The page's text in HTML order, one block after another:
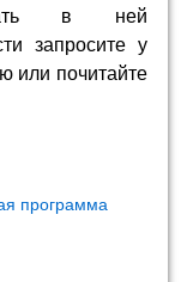
в ней
запросите у
или почитайте
программа